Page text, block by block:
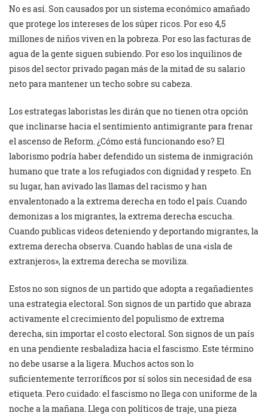
No es así. Son causados por un sistema económico amañado
que protege los intereses de los súper ricos. Por eso 4,5
millones de niños viven en la pobreza. Por eso las facturas de
agua de la gente siguen subiendo. Por eso los inquilinos de
pisos del sector privado pagan más de la mitad de su salario
neto para mantener un techo sobre su cabeza.
Los estrategas laboristas les dirán que no tienen otra opción
que inclinarse hacia el sentimiento antimigrante para frenar
el ascenso de Reform. ¿Cómo está funcionando eso? El
laborismo podría haber defendido un sistema de inmigración
humano que trate a los refugiados con dignidad y respeto. En
su lugar, han avivado las llamas del racismo y han
envalentonado a la extrema derecha en todo el país. Cuando
demonizas a los migrantes, la extrema derecha escucha.
Cuando publicas videos deteniendo y deportando migrantes, la
extrema derecha observa. Cuando hablas de una «isla de
extranjeros», la extrema derecha se moviliza.
Estos no son signos de un partido que adopta a regañadientes
una estrategia electoral. Son signos de un partido que abraza
activamente el crecimiento del populismo de extrema
derecha, sin importar el costo electoral. Son signos de un país
en una pendiente resbaladiza hacia el fascismo. Este término
no debe usarse a la ligera. Muchos actos son lo
suficientemente terroríficos por sí solos sin necesidad de esa
etiqueta. Pero cuidado: el fascismo no llega con uniforme de la
noche a la mañana. Llega con políticos de traje, una pieza